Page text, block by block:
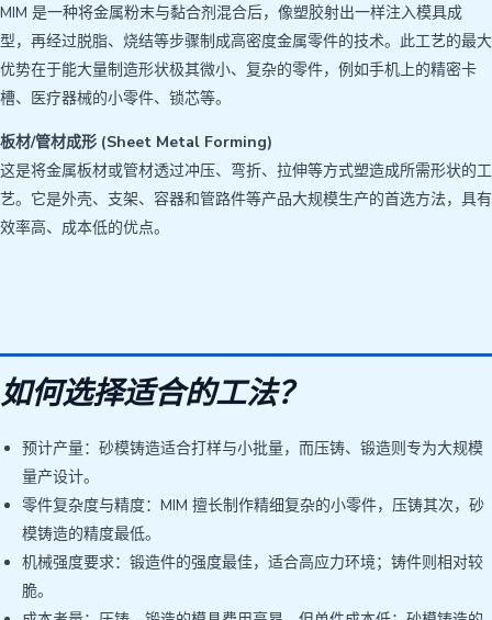
MIM 是一种将金属粉末与黏合剂混合后，像塑胶射出一样注入模具成
型，再经过脱脂、烧结等步骤制成高密度金属零件的技术。此工艺的最大
优势在于能大量制造形状极其微小、复杂的零件，例如手机上的精密卡
槽、医疗器械的小零件、锁芯等。
板材/管材成形 (Sheet Metal Forming)
这是将金属板材或管材透过冲压、弯折、拉伸等方式塑造成所需形状的工
艺。它是外壳、支架、容器和管路件等产品大规模生产的首选方法，具有
效率高、成本低的优点。
如何选择适合的工法？
预计产量：砂模铸造适合打样与小批量，而压铸、锻造则专为大规模
量产设计。
零件复杂度与精度：MIM 擅长制作精细复杂的小零件，压铸其次，砂
模铸造的精度最低。
机械强度要求：锻造件的强度最佳，适合高应力环境；铸件则相对较
脆。